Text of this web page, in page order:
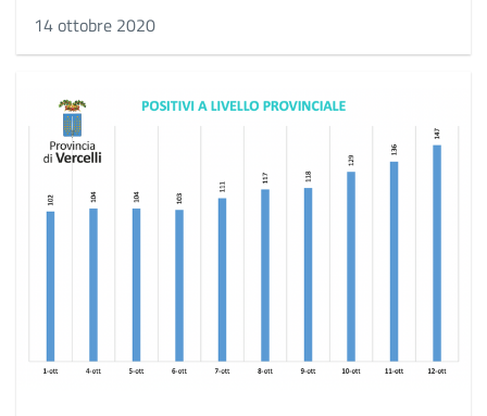
14 ottobre 2020